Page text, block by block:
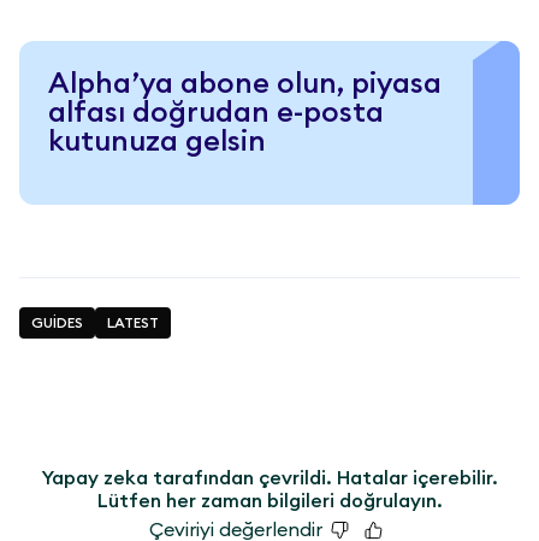
Alpha’ya abone olun, piyasa
alfası doğrudan e-posta
kutunuza gelsin
GUİDES LATEST
Yapay zeka tarafından çevrildi. Hatalar içerebilir.
Lütfen her zaman bilgileri doğrulayın.
Çeviriyi değerlendir